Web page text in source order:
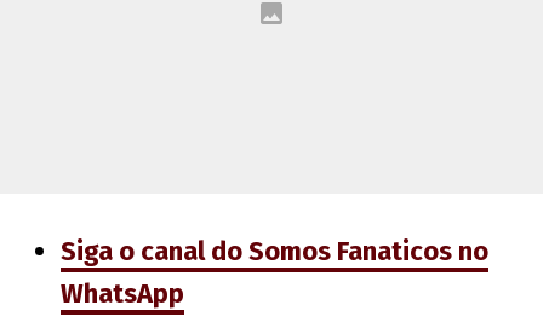
Siga o canal do Somos Fanaticos no
WhatsApp